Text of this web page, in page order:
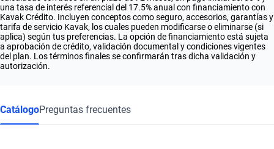
una tasa de interés referencial del 17.5% anual con financiamiento con
Kavak Crédito. Incluyen conceptos como seguro, accesorios, garantías y
tarifa de servicio Kavak, los cuales pueden modificarse o eliminarse (si
aplica) según tus preferencias. La opción de financiamiento está sujeta
a aprobación de crédito, validación documental y condiciones vigentes
del plan. Los términos finales se confirmarán tras dicha validación y
autorización.
CatálogoPreguntas frecuentes